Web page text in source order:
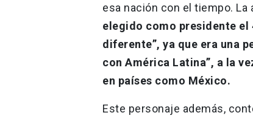
esa nación con el tiempo. La
elegido como presidente el
diferente”, ya que era una
con América Latina”, a la
en países como México.
Este personaje además,